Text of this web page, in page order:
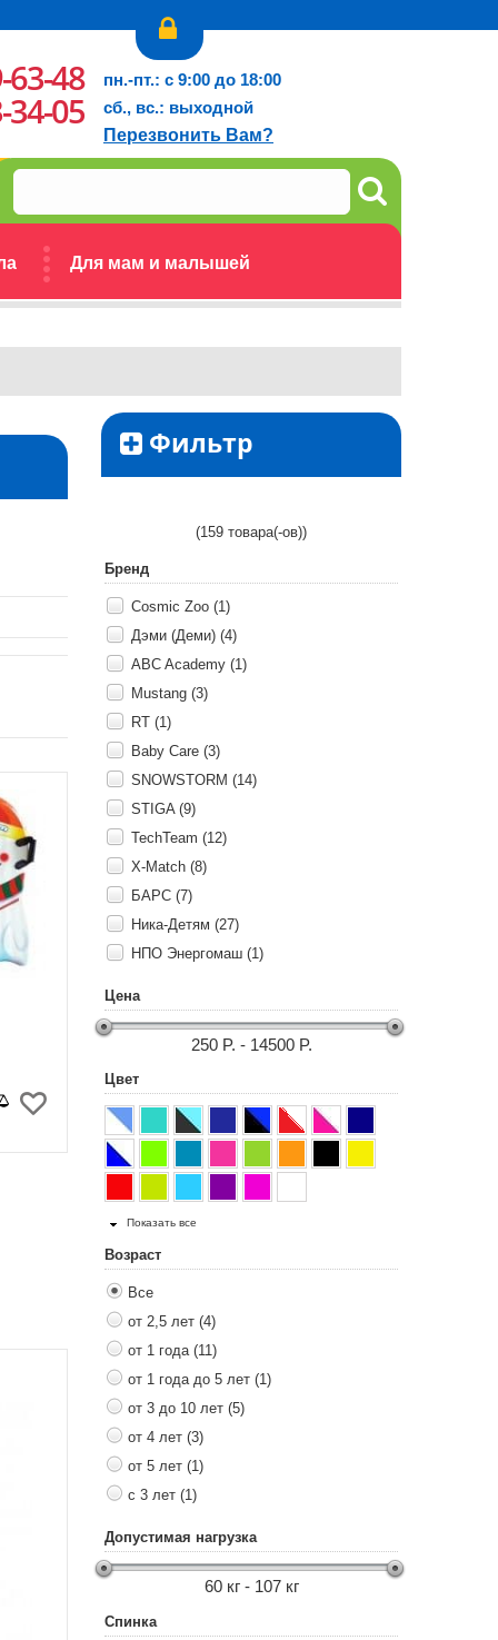
Для мам и малышей
63-48
34-05
пн.-пт.: с 9:00 до 18:00
сб., вс.: выходной
Перезвонить Вам?
Фильтр
(159 товара(-ов))
Бренд
Cosmic Zoo (1)
Дэми (Деми) (4)
ABC Academy (1)
Mustang (3)
RT (1)
Baby Care (3)
SNOWSTORM (14)
STIGA (9)
TechTeam (12)
X-Match (8)
БАРС (7)
Ника-Детям (27)
НПО Энергомаш (1)
Цена
250 P. - 14500 P.
Цвет
Показать все
Возраст
Все
от 2,5 лет (4)
от 1 года (11)
от 1 года до 5 лет (1)
от 3 до 10 лет (5)
от 4 лет (3)
от 5 лет (1)
с 3 лет (1)
Допустимая нагрузка
60 кг - 107 кг
Спинка